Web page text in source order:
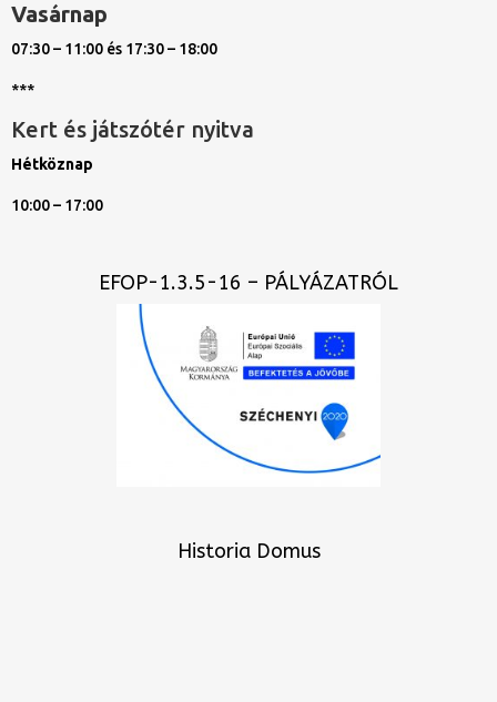
Vasárnap
07:30 – 11:00 és 17:30 – 18:00
***
Kert és játszótér nyitva
Hétköznap
10:00 – 17:00
EFOP-1.3.5-16 – PÁLYÁZATRÓL
Historia Domus